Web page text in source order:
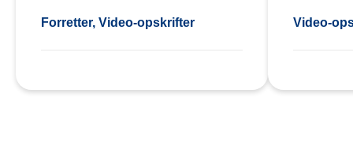
Forretter, Video-opskrifter Video-